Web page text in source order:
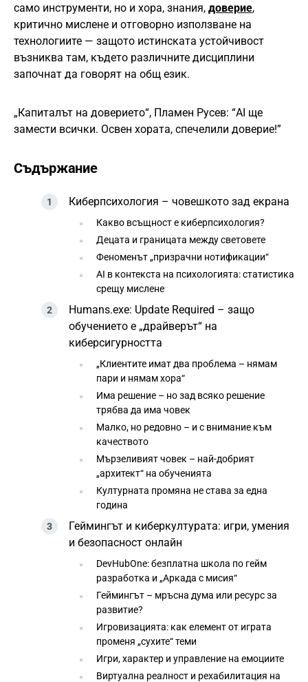
само инструменти, но и хора, знания, доверие,
критично мислене и отговорно използване на
технологиите — защото истинската устойчивост
възниква там, където различните дисциплини
започнат да говорят на общ език.
„Капиталът на доверието“, Пламен Русев: “AI ще
замести всички. Освен хората, спечелили доверие!”
Съдържание
Киберпсихология – човешкото зад екрана
Какво всъщност е киберпсихология?
Децата и границата между световете
Феноменът „призрачни нотификации“
AI в контекста на психологията: статистика
срещу мислене
Humans.exe: Update Required – защо
обучението е „драйверът“ на
киберсигурността
„Клиентите имат два проблема – нямам
пари и нямам хора“
Има решение – но зад всяко решение
трябва да има човек
Малко, но редовно – и с внимание към
качеството
Мързеливият човек – най-добрият
„архитект“ на обученията
Културната промяна не става за една
година
Геймингът и киберкултурата: игри, умения
и безопасност онлайн
DevHubOne: безплатна школа по гейм
разработка и „Аркада с мисия“
Геймингът – мръсна дума или ресурс за
развитие?
Игровизацията: как елемент от играта
променя „сухите“ теми
Игри, характер и управление на емоциите
Виртуална реалност и рехабилитация на